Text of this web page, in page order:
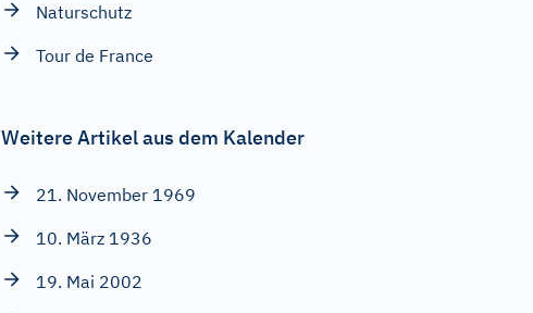
Naturschutz
Tour de France
Weitere Artikel aus dem Kalender
21. November 1969
10. März 1936
19. Mai 2002